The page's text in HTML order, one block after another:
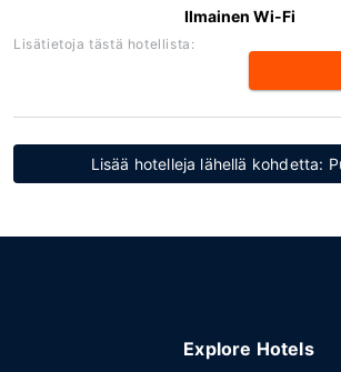
Ilmainen Wi-Fi
Lisätietoja tästä hotellista:
Lisää hotelleja lähellä kohdetta:
Explore Hotels